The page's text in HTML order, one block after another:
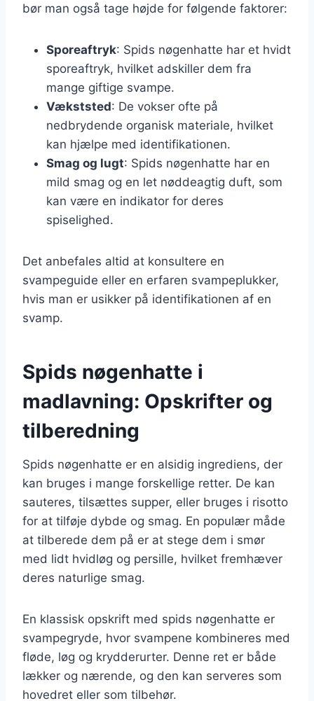
bør man også tage højde for følgende faktorer:
Sporeaftryk: Spids nøgenhatte har et hvidt
sporeaftryk, hvilket adskiller dem fra
mange giftige svampe.
Vækststed: De vokser ofte på
nedbrydende organisk materiale, hvilket
kan hjælpe med identifikationen.
Smag og lugt: Spids nøgenhatte har en
mild smag og en let nøddeagtig duft, som
kan være en indikator for deres
spiselighed.
Det anbefales altid at konsultere en
svampeguide eller en erfaren svampeplukker,
hvis man er usikker på identifikationen af en
svamp.
Spids nøgenhatte i
madlavning: Opskrifter og
tilberedning
Spids nøgenhatte er en alsidig ingrediens, der
kan bruges i mange forskellige retter. De kan
sauteres, tilsættes supper, eller bruges i risotto
for at tilføje dybde og smag. En populær måde
at tilberede dem på er at stege dem i smør
med lidt hvidløg og persille, hvilket fremhæver
deres naturlige smag.
En klassisk opskrift med spids nøgenhatte er
svampegryde, hvor svampene kombineres med
fløde, løg og krydderurter. Denne ret er både
lækker og nærende, og den kan serveres som
hovedret eller som tilbehør.